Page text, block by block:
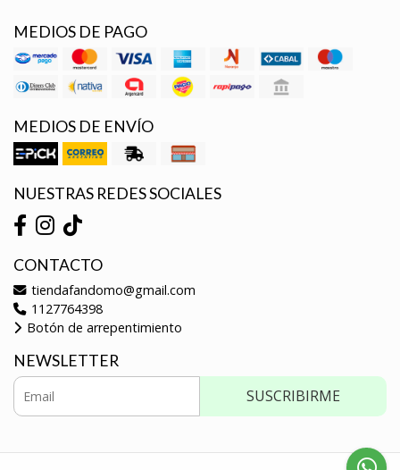
MEDIOS DE PAGO
MEDIOS DE ENVÍO
NUESTRAS REDES SOCIALES
CONTACTO
tiendafandomo@gmail.com
1127764398
Botón de arrepentimiento
NEWSLETTER
SUSCRIBIRME